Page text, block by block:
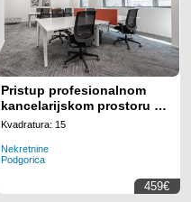
Pristup profesionalnom
kancelarijskom prostoru sa
svim uključenim sadržajima
lokaciji Regus Business
Tower Montenegro
Kvadratura: 15
Nekretnine
Podgorica
459€